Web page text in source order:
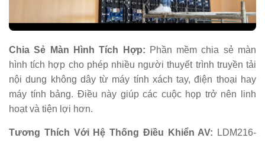
Chia Sẻ Màn Hình Tích Hợp: Phần mềm chia sẻ màn
hình tích hợp cho phép nhiều người thuyết trình truyền tải
nội dung không dây từ máy tính xách tay, điện thoại hay
máy tính bảng. Điều này giúp các cuộc họp trở nên linh
hoạt và tiện lợi hơn.
Tương Thích Với Hệ Thống Điều Khiển AV: LDM216-